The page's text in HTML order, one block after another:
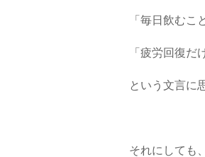
「毎日飲むこ
「疲労回復だ
という文言に
それにしても